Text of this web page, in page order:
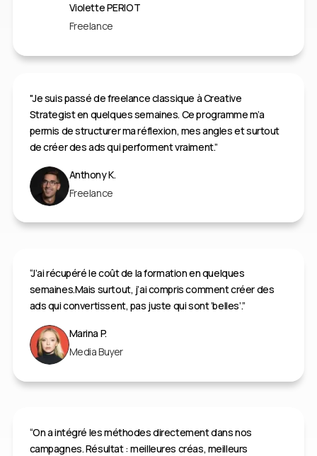
Violette PERIOT
Freelance
"Je suis passé de freelance classique à Creative
Strategist en quelques semaines. Ce programme m’a
permis de structurer ma réflexion, mes angles et surtout
de créer des ads qui performent vraiment.”
Anthony K.
Freelance
“J’ai récupéré le coût de la formation en quelques
semaines.Mais surtout, j’ai compris comment créer des
ads qui convertissent, pas juste qui sont ‘belles’.”
Marina P.
Media Buyer
“On a intégré les méthodes directement dans nos
campagnes. Résultat : meilleures créas, meilleurs